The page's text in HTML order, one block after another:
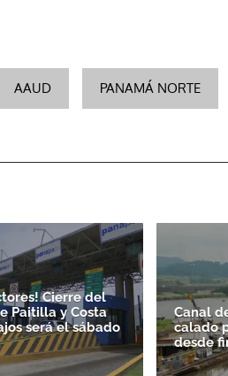
Gracias por suscribirte a
AAUD PANAMÁ NORTE
Cierre del
Paitilla y Costa
será el sábado
Canal
calado
desde